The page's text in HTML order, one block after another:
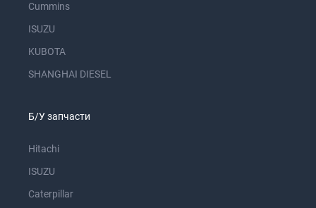
Cummins
ISUZU
KUBOTA
SHANGHAI DIESEL
Б/У запчасти
Hitachi
ISUZU
Caterpillar